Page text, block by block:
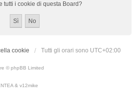
tutti i cookie di questa Board?
cookie Tutti gli orari sono UTC+02:00
© phpBB Limited
& v12mike